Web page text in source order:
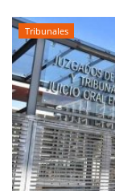
Tribunales